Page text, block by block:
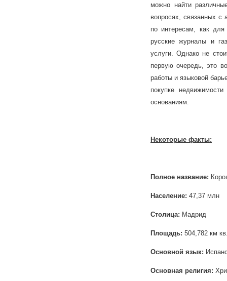
можно найти
вопросах, связанных с
по интересам, как
русские журналы и
услуги. Однако не
первую очередь, это
работы и языковой
покупке
основаниям.
Некоторые факты:
Полное название:
Население: 47,37 млн
Столица: Мадрид
Площадь: 504,782 км
Основной язык:
Основная религия: